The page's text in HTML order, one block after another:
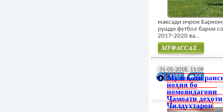
максади ичрои
рушди футбол барои
2017-2020 ва...
31-05-2018, 11:09
4157
54
Мулоқоти
ноҳия бо
номояндагони
Ҷамоати деҳоти
Чилдухтарон